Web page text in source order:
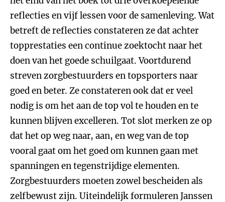
reflecties en vijf lessen voor de samenleving. Wat
betreft de reflecties constateren ze dat achter
topprestaties een continue zoektocht naar het
doen van het goede schuilgaat. Voortdurend
streven zorgbestuurders en topsporters naar
goed en beter. Ze constateren ook dat er veel
nodig is om het aan de top vol te houden en te
kunnen blijven excelleren. Tot slot merken ze op
dat het op weg naar, aan, en weg van de top
vooral gaat om het goed om kunnen gaan met
spanningen en tegenstrijdige elementen.
Zorgbestuurders moeten zowel bescheiden als
zelfbewust zijn. Uiteindelijk formuleren Janssen